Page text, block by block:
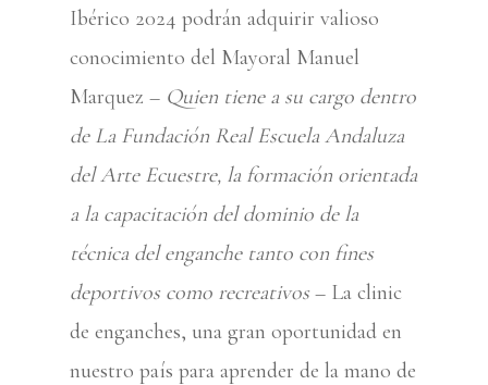
Ibérico 2024 podrán adquirir valioso
conocimiento del Mayoral Manuel
Marquez – Quien tiene a su cargo dentro
de La Fundación Real Escuela Andaluza
del Arte Ecuestre, la formación orientada
a la capacitación del dominio de la
técnica del enganche tanto con fines
deportivos como recreativos– La clinic
de enganches, una gran oportunidad en
nuestro país para aprender de la mano de